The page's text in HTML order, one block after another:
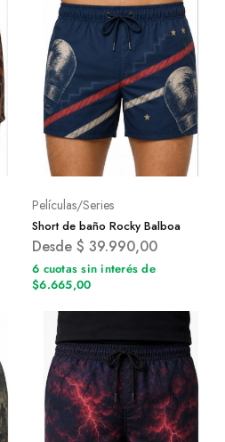
Películas/Series
Short de baño Rocky Balboa
Desde $ 39.990,00
6 cuotas sin interés de
$6.665,00